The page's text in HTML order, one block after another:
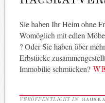
Sie haben Ihr Heim ohne
Womöglich mit edlen
? Oder Sie haben über
Erbstücke
Immobilie schmücken?
VERÖFFENTLICHT IN